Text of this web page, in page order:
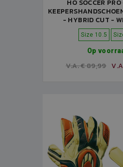
HO SOCCER
- HYBRID CUT -
Size 10.5
Op
V.A. € 89,99